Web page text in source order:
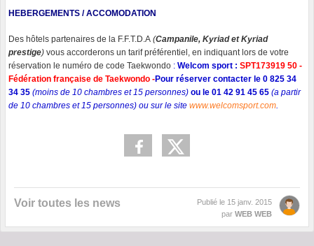
HEBERGEMENTS / ACCOMODATION
Des hôtels partenaires de la F.F.T.D.A (Campanile, Kyriad et Kyriad
prestige) vous accorderons un tarif préférentiel, en indiquant lors de votre
réservation le numéro de code Taekwondo : Welcom sport : SPT173919 50 -
Fédération française de Taekwondo -Pour réserver contacter le 0 825 34
34 35 (moins de 10 chambres et 15 personnes) ou le 01 42 91 45 65 (a partir
de 10 chambres et 15 personnes) ou sur le site www.welcomsport.com.
Voir toutes les news Publié le 15 janv. 2015
par WEB WEB